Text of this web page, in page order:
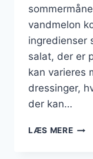
vandmelon
ingredienser
salat, der er
kan varieres
dressinger,
der kan…
LÆS MERE